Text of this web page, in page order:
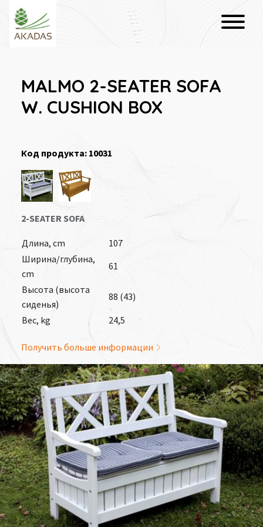
MALMO 2-SEATER SOFA
W. CUSHION BOX
Код продукта: 10031
2-SEATER SOFA
Длина, cm
107
Ширина/глубина,
cm
61
Высота (высота
сиденья)
88 (43)
Вес, kg
24,5
Получить больше информации